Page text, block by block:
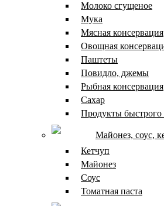
Молоко сгущеное
Мука
Мясная консервация
Овощная
Паштеты
Повидло, джемы
Рыбная консервация
Сахар
Продукты быстрого
Майонез, соус,
Кетчуп
Майонез
Соус
Томатная паста